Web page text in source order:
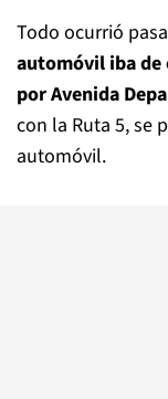
Todo ocurrió
automóvil iba de
por Avenida
con la Ruta 5, se
automóvil.